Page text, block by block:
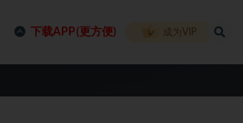
下载APP(更方便) 成为VIP